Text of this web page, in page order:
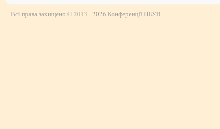
Всі права захищено © 2013 - 2026 Конференції НБУВ